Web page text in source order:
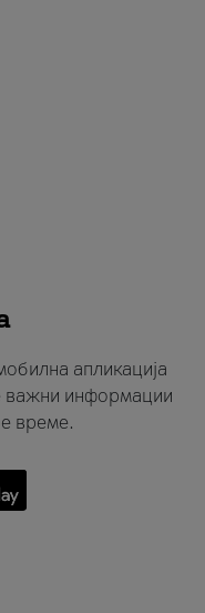
апликација
важни информации
време.